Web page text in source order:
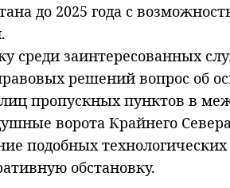
до 2025 года с
среди заинтересованных
решений вопрос об
пропускных пунктов в
ворота Крайнего
подобных
обстановку.